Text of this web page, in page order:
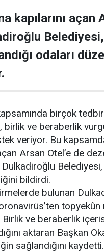
kapılarını
odaları
birçok
birlik ve beraberlik
veriyor. Bu
açan Arsan Otel’e de
bildirdi.
bulunan
Birlik ve beraberlik
aktaran Başkan
sağlandığını kaydetti.